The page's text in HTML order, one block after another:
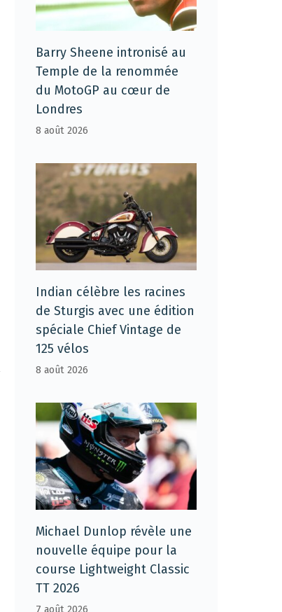
Barry Sheene intronisé au
Temple de la renommée
du MotoGP au cœur de
Londres
8 août 2026
Indian célèbre les racines
de Sturgis avec une édition
spéciale Chief Vintage de
125 vélos
8 août 2026
Michael Dunlop révèle une
nouvelle équipe pour la
course Lightweight Classic
TT 2026